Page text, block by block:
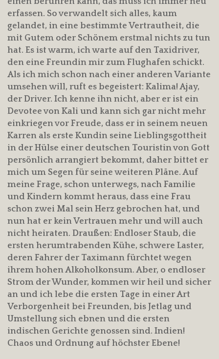
erfassen. So verwandelt sich alles, kaum
gelandet, in eine bestimmte Vertrautheit, die
mit Gutem oder Schönem erstmal nichts zu tun
hat. Es ist warm, ich warte auf den Taxidriver,
den eine Freundin mir zum Flughafen schickt.
Als ich mich schon nach einer anderen Variante
umsehen will, ruft es begeistert: Kalima! Ajay,
der Driver. Ich kenne ihn nicht, aber er ist ein
Devotee von Kali und kann sich gar nicht mehr
einkriegen vor Freude, dass er in seinem neuen
Karren als erste Kundin seine Lieblingsgottheit
in der Hülse einer deutschen Touristin von Gott
persönlich arrangiert bekommt, daher bittet er
mich um Segen für seine weiteren Pläne. Auf
meine Frage, schon unterwegs, nach Familie
und Kindern kommt heraus, dass eine Frau
schon zwei Mal sein Herz gebrochen hat, und
nun hat er kein Vertrauen mehr und will auch
nicht heiraten. Draußen: Endloser Staub, die
ersten herumtrabenden Kühe, schwere Laster,
deren Fahrer der Taximann fürchtet wegen
ihrem hohen Alkoholkonsum. Aber, o endloser
Strom der Wunder, kommen wir heil und sicher
an und ich lebe die ersten Tage in einer Art
Verborgenheit bei Freunden, bis Jetlag und
Umstellung sich ebnen und die ersten
indischen Gerichte genossen sind. Indien!
Chaos und Ordnung auf höchster Ebene!